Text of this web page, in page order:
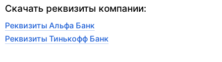
Скачать реквизиты компании:
Реквизиты Альфа Банк
Реквизиты Тинькофф Банк